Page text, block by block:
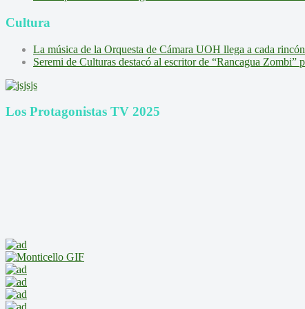
Cultura
La música de la Orquesta de Cámara UOH llega a cada
Seremi de Culturas destacó al escritor de “Rancagua
Los Protagonistas TV 2025